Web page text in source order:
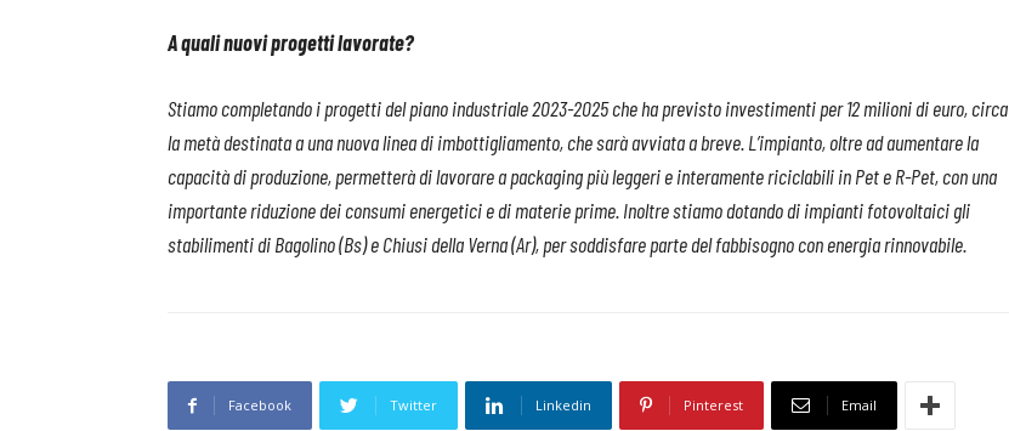
A quali nuovi progetti lavorate?
Stiamo completando i progetti del piano industriale 2023-2025 che ha previsto investimenti per 12 milioni di euro, circa
la metà destinata a una nuova linea di imbottigliamento, che sarà avviata a breve. L’impianto, oltre ad aumentare la
capacitàdi produzione, permetteràdi lavorare a packaging più leggeri e interamente riciclabili in Pet e R-Pet, con una
importante riduzione dei consumi energetici e di materie prime. Inoltre stiamo dotando di impianti fotovoltaici gli
stabilimenti di Bagolino (Bs) e Chiusi della Verna (Ar), per soddisfare parte del fabbisogno con energia rinnovabile.
Facebook Twitter Linkedin Pinterest Email